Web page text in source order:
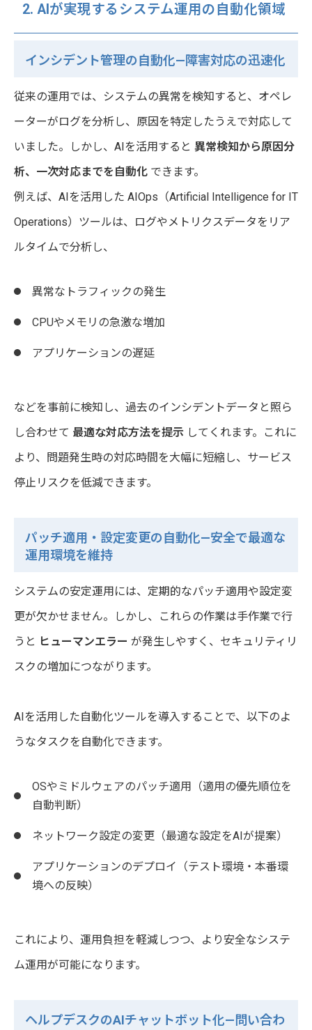
2. AIが実現するシステム運用の自動化領域
インシデント管理の自動化—障害対応の迅速化
従来の運用では、システムの異常を検知すると、オペレ
ーターがログを分析し、原因を特定したうえで対応して
いました。しかし、AIを活用すると 異常検知から原因分
析、一次対応までを自動化 できます。
例えば、AIを活用した AIOps（Artificial Intelligence for IT
Operations）ツールは、ログやメトリクスデータをリア
ルタイムで分析し、
異常なトラフィックの発生
CPUやメモリの急激な増加
アプリケーションの遅延
などを事前に検知し、過去のインシデントデータと照ら
し合わせて 最適な対応方法を提示 してくれます。これに
より、問題発生時の対応時間を大幅に短縮し、サービス
停止リスクを低減できます。
パッチ適用・設定変更の自動化—安全で最適な
運用環境を維持
システムの安定運用には、定期的なパッチ適用や設定変
更が欠かせません。しかし、これらの作業は手作業で行
うと ヒューマンエラー が発生しやすく、セキュリティリ
スクの増加につながります。
AIを活用した自動化ツールを導入することで、以下のよ
うなタスクを自動化できます。
OSやミドルウェアのパッチ適用（適用の優先順位を
自動判断）
ネットワーク設定の変更（最適な設定をAIが提案）
アプリケーションのデプロイ（テスト環境・本番環
境への反映）
これにより、運用負担を軽減しつつ、より安全なシステ
ム運用が可能になります。
ヘルプデスクのAIチャットボット化—問い合わ